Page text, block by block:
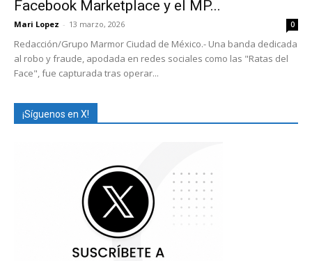
Facebook Marketplace y el MP...
Mari Lopez - 13 marzo, 2026 0
Redacción/Grupo Marmor Ciudad de México.- Una banda dedicada
al robo y fraude, apodada en redes sociales como las "Ratas del
Face", fue capturada tras operar...
¡Síguenos en X!